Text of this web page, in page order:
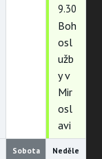
9.30
Boh
osl
užb
y v
Mir
osl
avi
Sobota
Neděle